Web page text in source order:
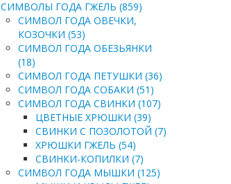
СИМВОЛЫ ГОДА ГЖЕЛЬ (859)
СИМВОЛ ГОДА ОВЕЧКИ,
КОЗОЧКИ (53)
СИМВОЛ ГОДА ОБЕЗЬЯНКИ
(18)
СИМВОЛ ГОДА ПЕТУШКИ (36)
СИМВОЛ ГОДА СОБАКИ (51)
СИМВОЛ ГОДА СВИНКИ (107)
ЦВЕТНЫЕ ХРЮШКИ (39)
СВИНКИ С ПОЗОЛОТОЙ (7)
ХРЮШКИ ГЖЕЛЬ (54)
СВИНКИ-КОПИЛКИ (7)
СИМВОЛ ГОДА МЫШКИ (125)